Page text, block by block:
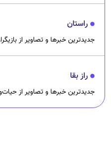
راستان
جدیدترین خبرها و تصاویر از
راز بقا
جدیدترین خبرها و تصاویر از